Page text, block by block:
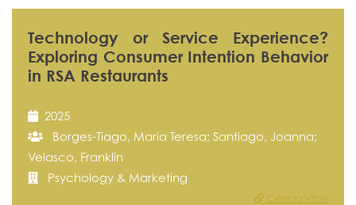
Technology or Service Experience?
Exploring Consumer Intention Behavior
in RSA Restaurants
2025
Borges-Tiago, Maria Teresa; Santiago, Joanna;
Velasco, Franklin
Psychology & Marketing
Ciência Vitae